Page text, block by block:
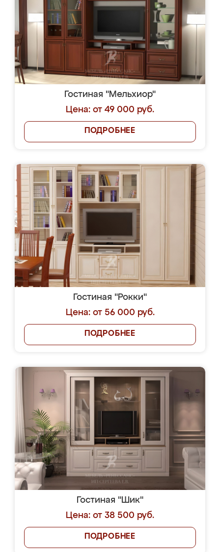
Гостиная "Мельхиор"
Цена: от 49 000 руб.
ПОДРОБНЕЕ
Гостиная "Рокки"
Цена: от 56 000 руб.
ПОДРОБНЕЕ
Гостиная "Шик"
Цена: от 38 500 руб.
ПОДРОБНЕЕ